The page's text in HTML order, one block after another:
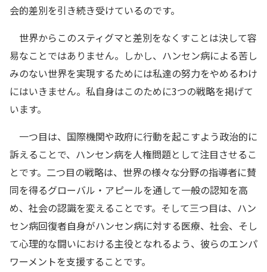
会的差別を引き続き受けているのです。
世界からこのスティグマと差別をなくすことは決して容
易なことではありません。しかし、ハンセン病による苦し
みのない世界を実現するためには私達の努力をやめるわけ
にはいきません。私自身はこのために3つの戦略を掲げて
います。
一つ目は、国際機関や政府に行動を起こすよう政治的に
訴えることで、ハンセン病を人権問題として注目させるこ
とです。二つ目の戦略は、世界の様々な分野の指導者に賛
同を得るグローバル・アピールを通して一般の認知を高
め、社会の認識を変えることです。そして三つ目は、ハン
セン病回復者自身がハンセン病に対する医療、社会、そし
て心理的な闘いにおける主役となれるよう、彼らのエンパ
ワーメントを支援することです。